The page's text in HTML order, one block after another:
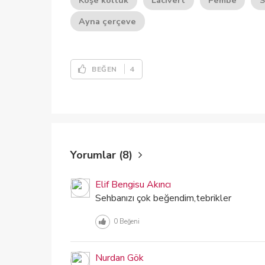
Ayna çerçeve
BEĞEN 4
Yorumlar (8)
Elif Bengisu Akıncı
Sehbanızı çok beğendim,tebrikler
0Beğeni
Nurdan Gök